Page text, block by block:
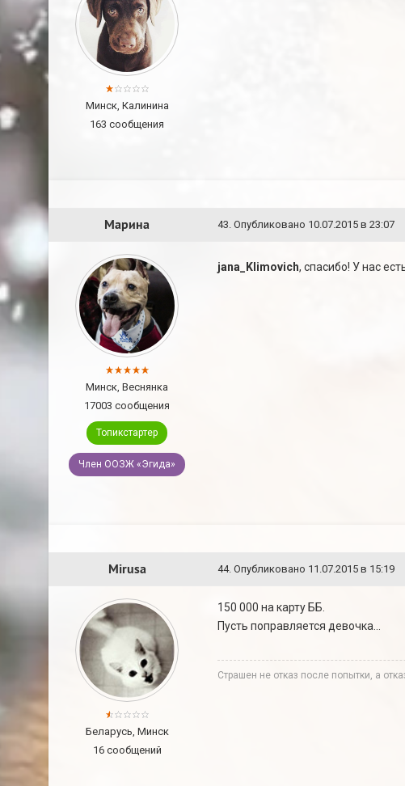
Минск, Калинина
163 сообщения
Марина 43. Опубликовано 10.07.2015 в 23:07
Минск, Веснянка
17003 сообщения
Топикстартер
Член ООЗЖ «Эгида»
jana_Klimovich, спасибо! У нас
Mirusa 44. Опубликовано 11.07.2015 в 15:19
Беларусь, Минск
16 сообщений
150 000 на карту ББ.
Пусть поправляется девочка...
Страшен не отказ после попытки, а